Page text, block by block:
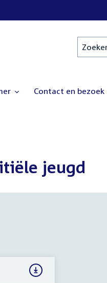
Zoeken
Contact en bezoek
jeugd